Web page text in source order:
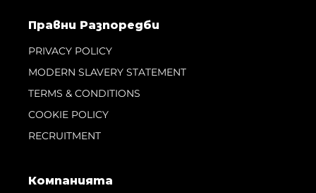
Правни Pазпоредби
PRIVACY POLICY
MODERN SLAVERY STATEMENT
TERMS & CONDITIONS
COOKIE POLICY
RECRUITMENT
Компанията